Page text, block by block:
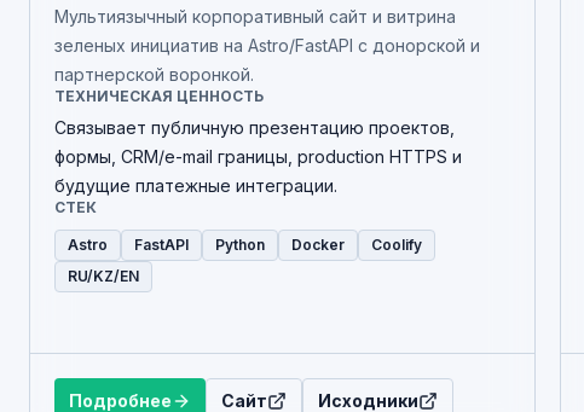
Мультиязычный корпоративный сайт и витрина
зеленых инициатив на Astro/FastAPI с донорской и
партнерской воронкой.
ТЕХНИЧЕСКАЯ ЦЕННОСТЬ
Связывает публичную презентацию проектов,
формы, CRM/e-mail границы, production HTTPS и
будущие платежные интеграции.
СТЕК
Astro FastAPI Python Docker
Coolify
RU/KZ/EN
Подробнее Сайт Исходники